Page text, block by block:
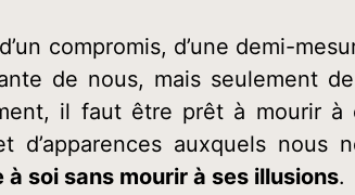
compromis, d’une demi-
de nous, mais seulement
il faut être prêt à mourir
d’apparences auxquels
soi sans mourir à ses illusions.